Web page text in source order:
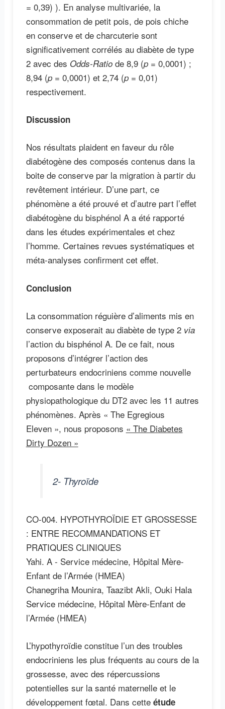
= 0,39) ). En analyse multivariée, la
consommation de petit pois, de pois chiche
en conserve et de charcuterie sont
significativement corrélés au diabète de type
2 avec des Odds-Ratiode 8,9 (p = 0,0001) ;
8,94 (p= 0,0001) et 2,74 (p= 0,01)
respectivement.
Discussion
Nos résultats plaident en faveur du rôle
diabétogène des composés contenus dans la
boite de conserve par la migration à partir du
revêtement intérieur. D’une part, ce
phénomène a été prouvé et d’autre part l’effet
diabétogène du bisphénol A a été rapporté
dans les études expérimentales et chez
l’homme. Certaines revues systématiques et
méta-analyses confirment cet effet.
Conclusion
La consommation réguière d’aliments mis en
conserve exposerait au diabète de type 2 via
l’action du bisphénol A. De ce fait, nous
proposons d’intégrer l’action des
perturbateurs endocriniens comme nouvelle
composante dans le modèle
physiopathologique du DT2 avec les 11 autres
phénomènes. Après « The Egregious
Eleven », nous proposons « The Diabetes
Dirty Dozen »
2- Thyroïde
CO-004. HYPOTHYROÏDIE ET GROSSESSE
: ENTRE RECOMMANDATIONS ET
PRATIQUES CLINIQUES
Yahi. A - Service médecine, Hôpital Mère-
Enfant de l’Armée (HMEA)
Chanegriha Mounira, Taazibt Akli, Ouki Hala
Service médecine, Hôpital Mère-Enfant de
l’Armée (HMEA)
L’hypothyroïdie constitue l’un des troubles
endocriniens les plus fréquents au cours de la
grossesse, avec des répercussions
potentielles sur la santé maternelle et le
développement fœtal. Dans cette étude